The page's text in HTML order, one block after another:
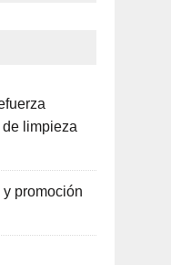
limpieza
promoción